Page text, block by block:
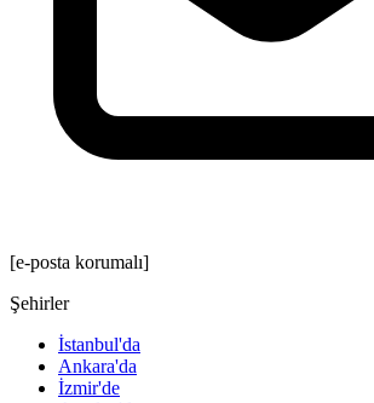
[e-posta korumalı]
Şehirler
İstanbul'da
Ankara'da
İzmir'de